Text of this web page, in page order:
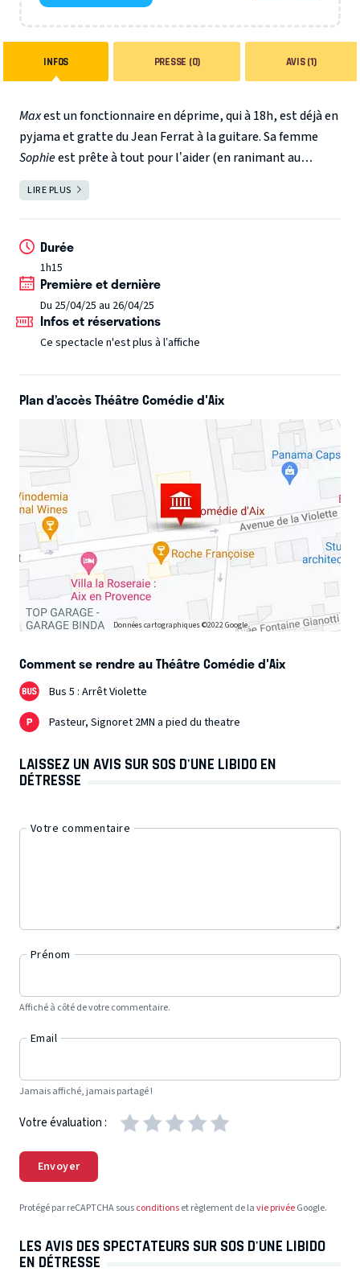
INFOS PRESSE (0) AVIS (1)
Maxest un fonctionnaire en déprime, qui à 18h, est déjà en
pyjama et gratte du Jean Ferrat à la guitare. Sa femme
Sophieest prête à tout pour l’aider (en ranimant au
passage sa libido tombée au plus bas !).
gingembre, reconversion et discussions sont au menu.
pour secouer le mari, et son psy entreprenant qui aimerait
bien remplacer Max le temps d’une soirée, Sophie va
devoir redoubler d’effort pour redonner à Max l'envie
d'avoir envie.
LIRE PLUS
Durée
1h15
Première et dernière
Du 25/04/25 au 26/04/25
Infos et réservations
Ce spectacle n'est plus à l’affiche
Plan d’accès Théâtre Comédie d'Aix
Données cartographiques ©2022 Google
Comment se rendre au Théâtre Comédie d'Aix
Bus 5 : Arrêt Violette
Pasteur, Signoret 2MN a pied du theatre
LAISSEZ UN AVIS SUR SOS D'UNE LIBIDO EN
DÉTRESSE
Votre commentaire
Prénom
Affiché à côté de votre commentaire.
Email
Jamais affiché, jamais partagé !
Votre évaluation :
Envoyer
Protégé par reCAPTCHA sousconditionset règlement de lavie privéeGoogle.
LES AVIS DES SPECTATEURS SUR SOS D'UNE LIBIDO
EN DÉTRESSE